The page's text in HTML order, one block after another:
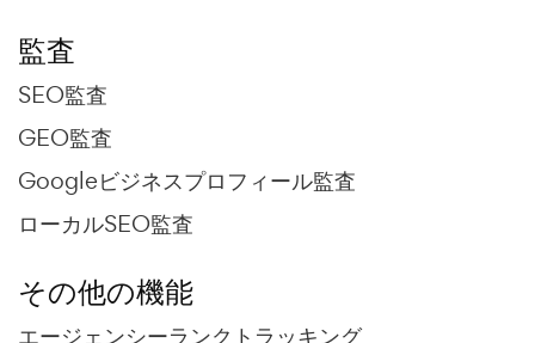
監査
SEO監査
GEO監査
Googleビジネスプロフィール監査
ローカルSEO監査
その他の機能
エージェンシーランクトラッキング